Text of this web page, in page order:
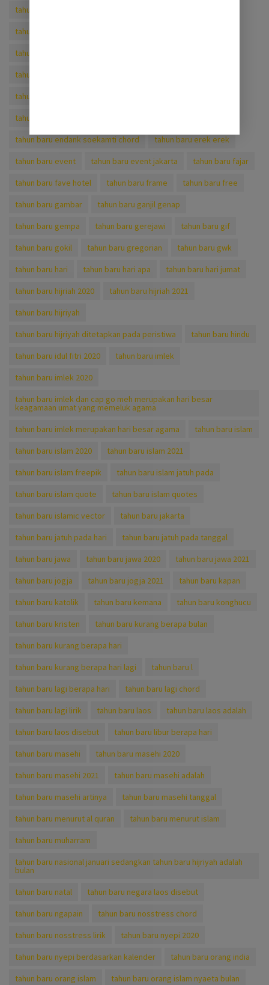
tahun baru cina zodiak
tahun baru di bandung
tahun baru di lombok
tahun baru di malang 2020
tahun baru di rumah
tahun baru emas naik
tahun baru endank soekamti chord
tahun baru erek erek
tahun baru event
tahun baru event jakarta
tahun baru fajar
tahun baru fave hotel
tahun baru frame
tahun baru free
tahun baru gambar
tahun baru ganjil genap
tahun baru gempa
tahun baru gerejawi
tahun baru gif
tahun baru gokil
tahun baru gregorian
tahun baru gwk
tahun baru hari
tahun baru hari apa
tahun baru hari jumat
tahun baru hijriah 2020
tahun baru hijriah 2021
tahun baru hijriyah
tahun baru hijriyah ditetapkan pada peristiwa
tahun baru hindu
tahun baru idul fitri 2020
tahun baru imlek
tahun baru imlek 2020
tahun baru imlek dan cap go meh merupakan hari besar
keagamaan umat yang memeluk agama
tahun baru imlek merupakan hari besar agama
tahun baru islam
tahun baru islam 2020
tahun baru islam 2021
tahun baru islam freepik
tahun baru islam jatuh pada
tahun baru islam quote
tahun baru islam quotes
tahun baru islamic vector
tahun baru jakarta
tahun baru jatuh pada hari
tahun baru jatuh pada tanggal
tahun baru jawa
tahun baru jawa 2020
tahun baru jawa 2021
tahun baru jogja
tahun baru jogja 2021
tahun baru kapan
tahun baru katolik
tahun baru kemana
tahun baru konghucu
tahun baru kristen
tahun baru kurang berapa bulan
tahun baru kurang berapa hari
tahun baru kurang berapa hari lagi
tahun baru l
tahun baru lagi berapa hari
tahun baru lagi chord
tahun baru lagi lirik
tahun baru laos
tahun baru laos adalah
tahun baru laos disebut
tahun baru libur berapa hari
tahun baru masehi
tahun baru masehi 2020
tahun baru masehi 2021
tahun baru masehi adalah
tahun baru masehi artinya
tahun baru masehi tanggal
tahun baru menurut al quran
tahun baru menurut islam
tahun baru muharram
tahun baru nasional januari sedangkan tahun baru hijriyah adalah
bulan
tahun baru natal
tahun baru negara laos disebut
tahun baru ngapain
tahun baru nosstress chord
tahun baru nosstress lirik
tahun baru nyepi 2020
tahun baru nyepi berdasarkan kalender
tahun baru orang india
tahun baru orang islam
tahun baru orang islam nyaeta bulan